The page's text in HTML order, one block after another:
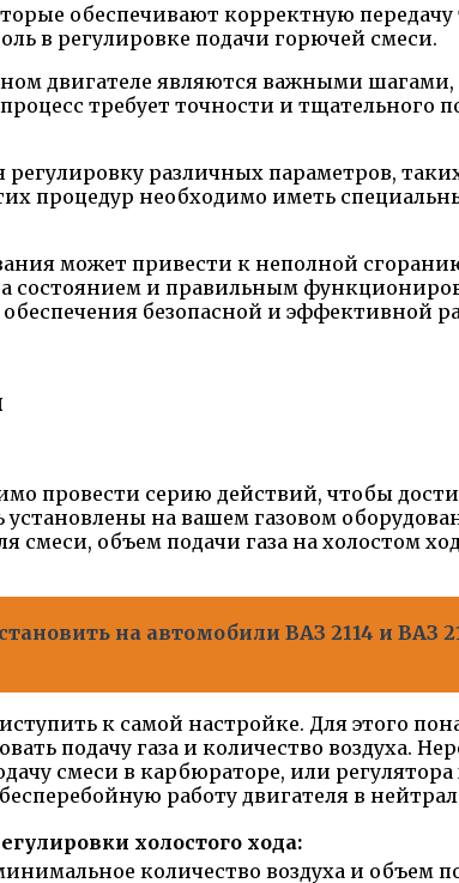
обеспечивают корректную передачу
в регулировке подачи горючей смеси.
двигателе являются важными
требует точности и тщательного
различных параметров,
процедур необходимо иметь
может привести к неполной
состоянием и правильным
безопасной и эффективной
провести серию действий, чтобы
на вашем газовом
объем подачи газа на холостом
на автомобили ВАЗ 2114 и ВАЗ
к самой настройке. Для этого
подачу газа и количество воздуха.
смеси в карбюраторе, или
работу двигателя в
холостого хода:
количество воздуха и объем